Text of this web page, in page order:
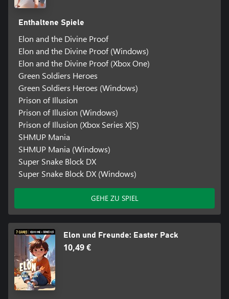
Enthaltene Spiele
Elon and the Divine Proof
Elon and the Divine Proof (Windows)
Elon and the Divine Proof (Xbox One)
Green Soldiers Heroes
Green Soldiers Heroes (Windows)
Prison of Illusion
Prison of Illusion (Windows)
Prison of Illusion (Xbox Series X|S)
SHMUP Mania
SHMUP Mania (Windows)
Super Snake Block DX
Super Snake Block DX (Windows)
GEHE ZU SPIEL
Elon und Freunde: Easter Pack
10,49 €